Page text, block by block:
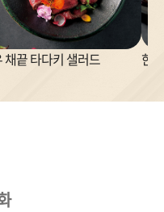
채끝 타다키 샐러드 한